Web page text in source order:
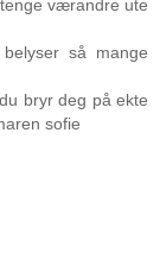
værandre ute
så mange
bryr deg på ekte
sofie